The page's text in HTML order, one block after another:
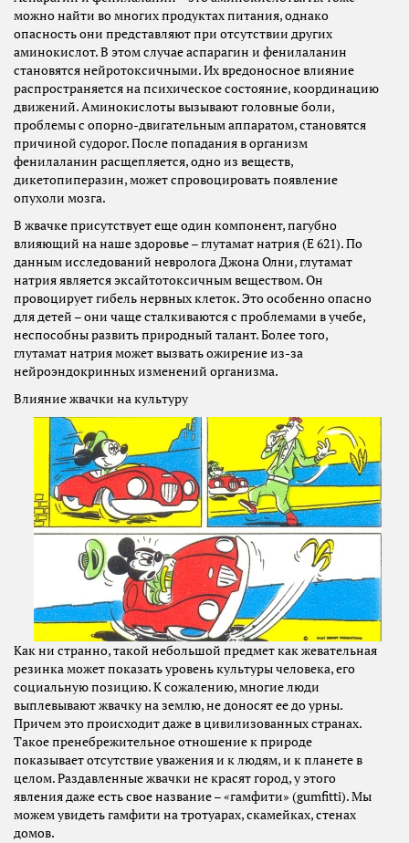
можно найти во многих продуктах питания, однако
опасность они представляют при отсутствии других
аминокислот. В этом случае аспарагин и фенилаланин
становятся нейротоксичными. Их вредоносное влияние
распространяется на психическое состояние, координацию
движений. Аминокислоты вызывают головные боли,
проблемы с опорно-двигательным аппаратом, становятся
причиной судорог. После попадания в организм
фенилаланин расщепляется, одно из веществ,
дикетопиперазин, может спровоцировать появление
опухоли мозга.
В жвачке присутствует еще один компонент, пагубно
влияющий на наше здоровье – глутамат натрия (Е 621). По
данным исследований невролога Джона Олни, глутамат
натрия является эксайтотоксичным веществом. Он
провоцирует гибель нервных клеток. Это особенно опасно
для детей – они чаще сталкиваются с проблемами в учебе,
неспособны развить природный талант. Более того,
глутамат натрия может вызвать ожирение из-за
нейроэндокринных изменений организма.
Влияние жвачки на культуру
Как ни странно, такой небольшой предмет как жевательная
резинка может показать уровень культуры человека, его
социальную позицию. К сожалению, многие люди
выплевывают жвачку на землю, не доносят ее до урны.
Причем это происходит даже в цивилизованных странах.
Такое пренебрежительное отношение к природе
показывает отсутствие уважения и к людям, и к планете в
целом. Раздавленные жвачки не красят город, у этого
явления даже есть свое название – «гамфити» (gumfitti). Мы
можем увидеть гамфити на тротуарах, скамейках, стенах
домов.